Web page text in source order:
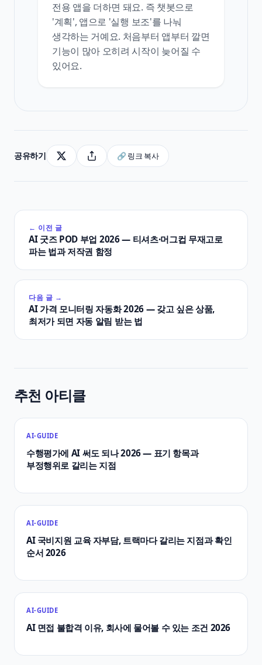
전용 앱을 더하면 돼요. 즉 챗봇으로
'계획', 앱으로 '실행 보조'를 나눠
생각하는 거예요. 처음부터 앱부터 깔면
기능이 많아 오히려 시작이 늦어질 수
있어요.
공유하기 🔗 링크 복사
← 이전 글
AI 굿즈 POD 부업 2026 — 티셔츠·머그컵 무재고로
파는 법과 저작권 함정
다음 글 →
AI 가격 모니터링 자동화 2026 — 갖고 싶은 상품,
최저가 되면 자동 알림 받는 법
추천 아티클
AI-GUIDE
수행평가에 AI 써도 되나 2026 — 표기 항목과
부정행위로 갈리는 지점
AI-GUIDE
AI 국비지원 교육 자부담, 트랙마다 갈리는 지점과 확인
순서 2026
AI-GUIDE
AI 면접 불합격 이유, 회사에 물어볼 수 있는 조건 2026